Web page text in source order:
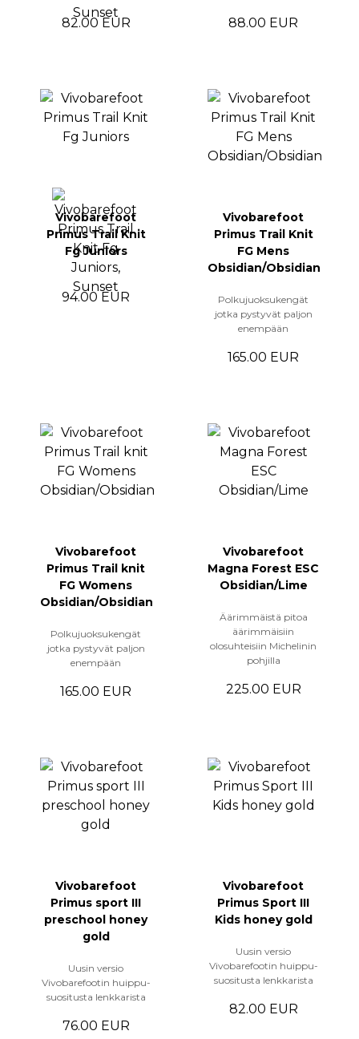
82.00 EUR 88.00 EUR
Vivobarefoot
Primus Trail Knit
Fg Juniors
94.00 EUR
Vivobarefoot
Primus Trail Knit
FG Mens
Obsidian/Obsidian
Polkujuoksukengät
jotka pystyvät paljon
enempään
165.00 EUR
Vivobarefoot
Primus Trail knit
FG Womens
Obsidian/Obsidian
Polkujuoksukengät
jotka pystyvät paljon
enempään
165.00 EUR
Vivobarefoot
Magna Forest ESC
Obsidian/Lime
Äärimmäistä pitoa
äärimmäisiin
olosuhteisiin Michelinin
pohjilla
225.00 EUR
Vivobarefoot
Primus sport III
preschool honey
gold
Uusin versio
Vivobarefootin huippu-
suositusta lenkkarista
76.00 EUR
Vivobarefoot
Primus Sport III
Kids honey gold
Uusin versio
Vivobarefootin huippu-
suositusta lenkkarista
82.00 EUR